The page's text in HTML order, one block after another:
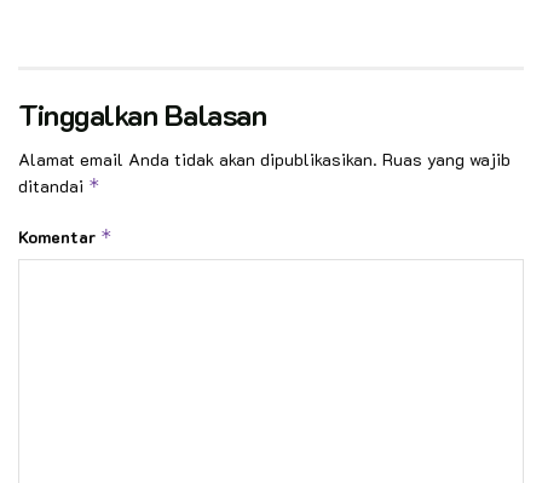
Tinggalkan Balasan
Alamat email Anda tidak akan dipublikasikan. Ruas yang wajib
ditandai *
Komentar *